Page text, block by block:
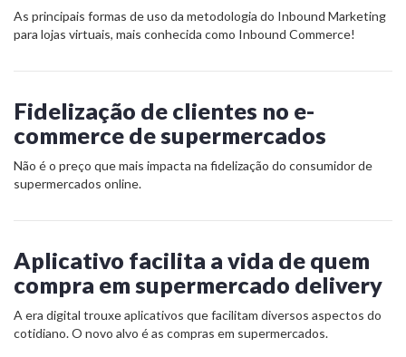
As principais formas de uso da metodologia do Inbound Marketing
para lojas virtuais, mais conhecida como Inbound Commerce!
Fidelização de clientes no e-
commerce de supermercados
Não é o preço que mais impacta na fidelização do consumidor de
supermercados online.
Aplicativo facilita a vida de quem
compra em supermercado delivery
A era digital trouxe aplicativos que facilitam diversos aspectos do
cotidiano. O novo alvo é as compras em supermercados.